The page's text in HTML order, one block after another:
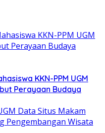
KKN-PPM UGM
Perayaan Budaya